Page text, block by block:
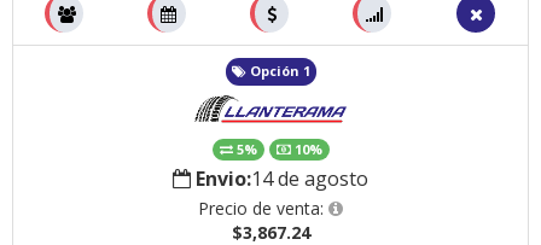
Opción 1
5% 10%
Envio:14 de agosto
Precio de venta:
$3,867.24